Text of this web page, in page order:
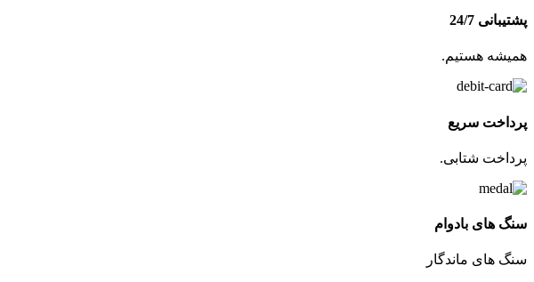
پشتیبانی 24/7
همیشه هستیم.
پرداخت سریع
پرداخت شتابی.
سنگ های بادوام
سنگ های ماندگار